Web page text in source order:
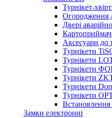
Турнікет-
Огородження
Двері
Аксесуари до
Турнікети
Турнікети
Турнікети
Турнікети
Турнікети
Турнікети
Встановлення
Замки електронні